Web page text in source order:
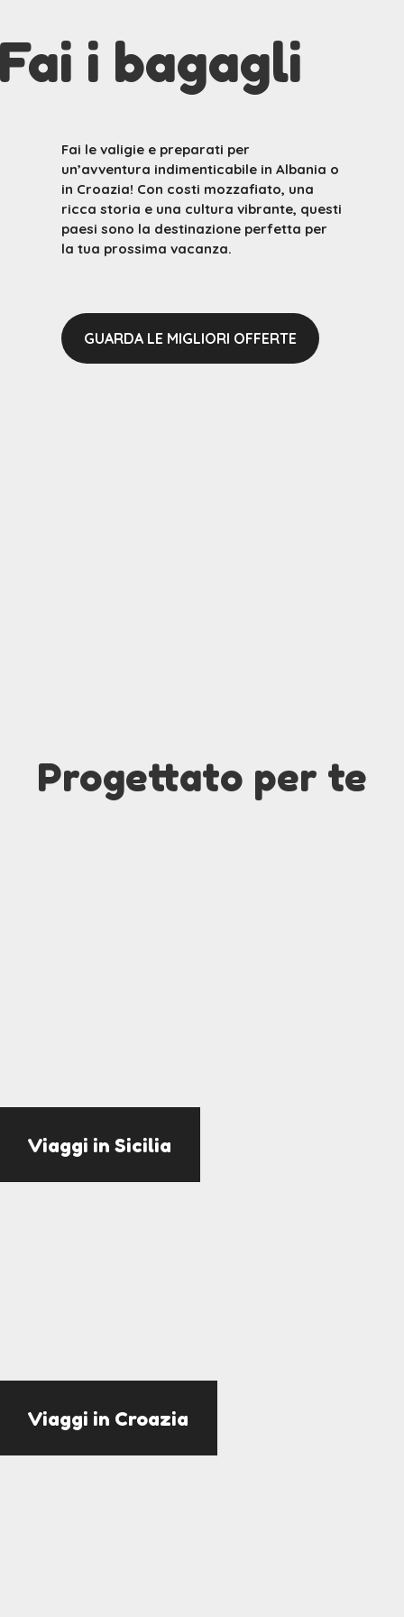
i bagagli
Fai le valigie e preparati per
un’avventura indimenticabile in Albania o
in Croazia! Con costi mozzafiato, una
ricca storia e una cultura vibrante, questi
paesi sono la destinazione perfetta per
la tua prossima vacanza.
GUARDA LE MIGLIORI OFFERTE
Progettato per te
Viaggi in Sicilia
Viaggi in Croazia